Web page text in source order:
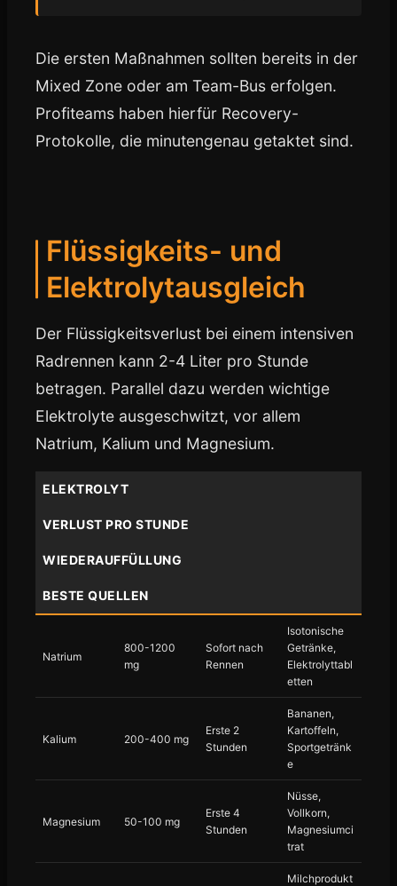
Die ersten Maßnahmen sollten bereits in der
Mixed Zone oder am Team-Bus erfolgen.
Profiteams haben hierfür Recovery-
Protokolle, die minutengenau getaktet sind.
Flüssigkeits- und
Elektrolytausgleich
Der Flüssigkeitsverlust bei einem intensiven
Radrennen kann 2-4 Liter pro Stunde
betragen. Parallel dazu werden wichtige
Elektrolyte ausgeschwitzt, vor allem
Natrium, Kalium und Magnesium.
ELEKTROLYT
VERLUST PRO STUNDE
WIEDERAUFFÜLLUNG
BESTE QUELLEN
Natrium
800-1200
mg
Sofort nach
Rennen
Isotonische
Getränke,
Elektrolyttabl
etten
Kalium 200-400 mg
Erste 2
Stunden
Bananen,
Kartoffeln,
Sportgetränk
e
Magnesium 50-100 mg
Erste 4
Stunden
Nüsse,
Vollkorn,
Magnesiumci
trat
Milchprodukt